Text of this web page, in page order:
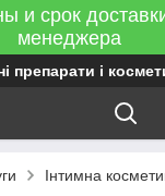
и срок
менеджера
препарати і
Інтимна